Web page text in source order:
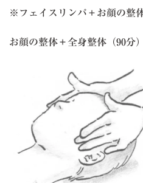
※フェイスリンパ＋お顔の整
お顔の整体＋全身整体（90分